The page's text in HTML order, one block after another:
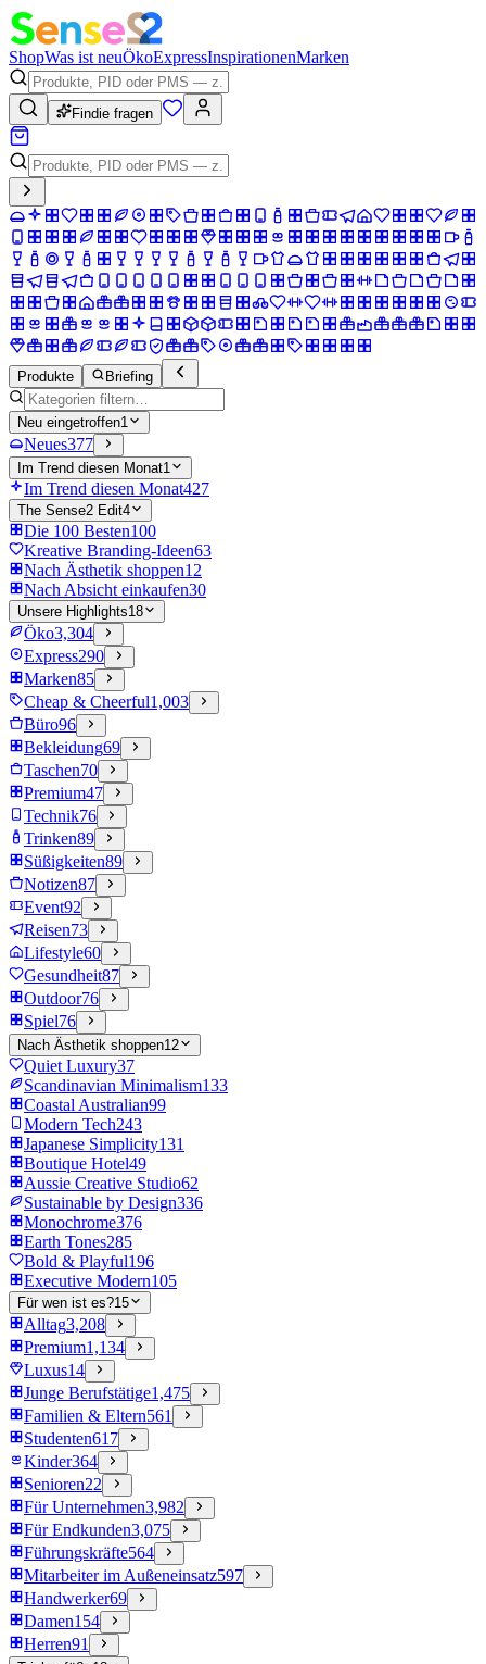
ShopWas ist neuÖkoExpressInspirationenMarken
Findie fragen
Produkte Briefing
Neu eingetroffen1
Neues377
Im Trend diesen Monat1
Im Trend diesen Monat427
The Sense2 Edit4
Die 100 Besten100
Kreative Branding-Ideen63
Nach Ästhetik shoppen12
Nach Absicht einkaufen30
Unsere Highlights18
Öko3,304
Express290
Marken85
Cheap & Cheerful1,003
Büro96
Bekleidung69
Taschen70
Premium47
Technik76
Trinken89
Süßigkeiten89
Notizen87
Event92
Reisen73
Lifestyle60
Gesundheit87
Outdoor76
Spiel76
Nach Ästhetik shoppen12
Quiet Luxury37
Scandinavian Minimalism133
Coastal Australian99
Modern Tech243
Japanese Simplicity131
Boutique Hotel49
Aussie Creative Studio62
Sustainable by Design336
Monochrome376
Earth Tones285
Bold & Playful196
Executive Modern105
Für wen ist es?15
Alltag3,208
Premium1,134
Luxus14
Junge Berufstätige1,475
Familien & Eltern561
Studenten617
Kinder364
Senioren22
Für Unternehmen3,982
Für Endkunden3,075
Führungskräfte564
Mitarbeiter im Außeneinsatz597
Handwerker69
Damen154
Herren91